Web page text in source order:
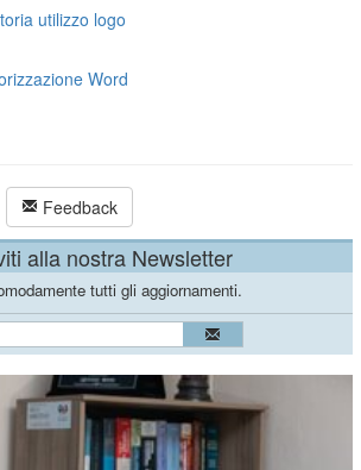
utilizzo logo
Word
Feedback
alla nostra Newsletter
tutti gli aggiornamenti.